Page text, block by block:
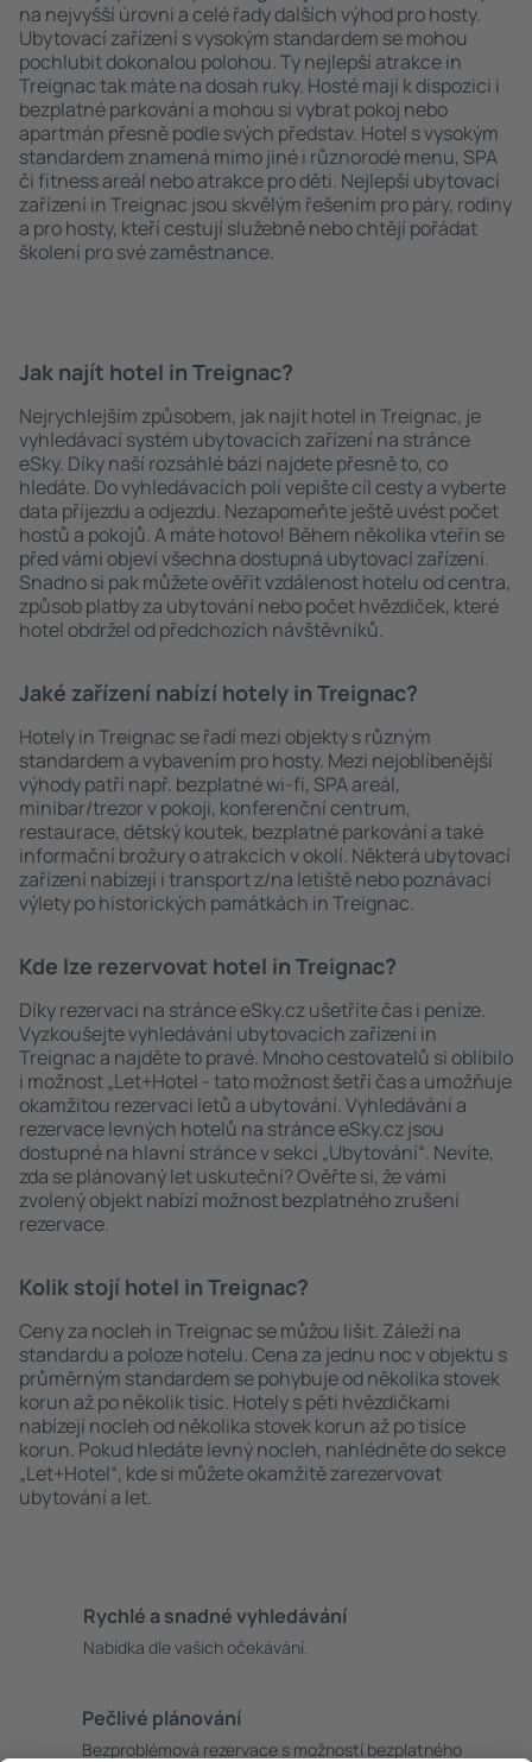
na nejvyšší úrovni a celé řady dalších výhod pro hosty.
Ubytovací zařízení s vysokým standardem se mohou
pochlubit dokonalou polohou. Ty nejlepší atrakce in
Treignac tak máte na dosah ruky. Hosté mají k dispozici i
bezplatné parkování a mohou si vybrat pokoj nebo
apartmán přesně podle svých představ. Hotel s vysokým
standardem znamená mimo jiné i různorodé menu, SPA
či fitness areál nebo atrakce pro děti. Nejlepší ubytovací
zařízení in Treignac jsou skvělým řešením pro páry, rodiny
a pro hosty, kteří cestují služebně nebo chtějí pořádat
školení pro své zaměstnance.
Jak najít hotel in Treignac?
Nejrychlejším způsobem, jak najít hotel in Treignac, je
vyhledávací systém ubytovacích zařízení na stránce
eSky. Díky naší rozsáhlé bázi najdete přesně to, co
hledáte. Do vyhledávacích polí vepište cíl cesty a vyberte
data příjezdu a odjezdu. Nezapomeňte ještě uvést počet
hostů a pokojů. A máte hotovo! Během několika vteřin se
před vámi objeví všechna dostupná ubytovací zařízení.
Snadno si pak můžete ověřit vzdálenost hotelu od centra,
způsob platby za ubytování nebo počet hvězdiček, které
hotel obdržel od předchozích návštěvníků.
Jaké zařízení nabízí hotely in Treignac?
Hotely in Treignac se řadí mezi objekty s různým
standardem a vybavením pro hosty. Mezi nejoblíbenější
výhody patří např. bezplatné wi-fi, SPA areál,
minibar/trezor v pokoji, konferenční centrum,
restaurace, dětský koutek, bezplatné parkování a také
informační brožury o atrakcích v okolí. Některá ubytovací
zařízení nabízejí i transport z/na letiště nebo poznávací
výlety po historických památkách in Treignac.
Kde lze rezervovat hotel in Treignac?
Díky rezervaci na stránce eSky.cz ušetříte čas i peníze.
Vyzkoušejte vyhledávání ubytovacích zařízení in
Treignac a najděte to pravé. Mnoho cestovatelů si oblíbilo
i možnost „Let+Hotel - tato možnost šetří čas a umožňuje
okamžitou rezervaci letů a ubytování. Vyhledávání a
rezervace levných hotelů na stránce eSky.cz jsou
dostupné na hlavní stránce v sekci „Ubytování“. Nevíte,
zda se plánovaný let uskuteční? Ověřte si, že vámi
zvolený objekt nabízí možnost bezplatného zrušení
rezervace.
Kolik stojí hotel in Treignac?
Ceny za nocleh in Treignac se můžou lišit. Záleží na
standardu a poloze hotelu. Cena za jednu noc v objektu s
průměrným standardem se pohybuje od několika stovek
korun až po několik tisíc. Hotely s pěti hvězdičkami
nabízejí nocleh od několika stovek korun až po tisíce
korun. Pokud hledáte levný nocleh, nahlédněte do sekce
„Let+Hotel“, kde si můžete okamžitě zarezervovat
ubytování a let.
Rychlé a snadné vyhledávání
Nabídka dle vašich očekávání.
Pečlivé plánování
Bezproblémová rezervace s možností bezplatného